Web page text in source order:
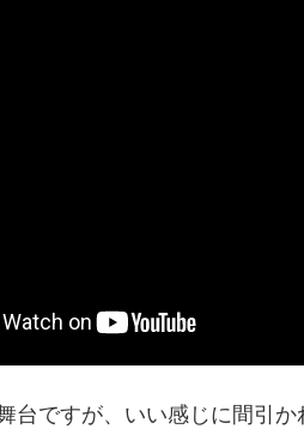
台ですが、いい感じに間引